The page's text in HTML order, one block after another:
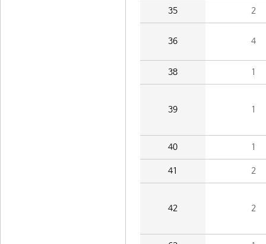
35 2
36 4
38 1
39 1
40 1
41 2
42 2